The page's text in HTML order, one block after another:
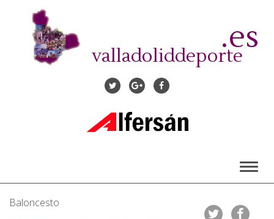
contenido
valladoliddeporte
.es
Baloncesto